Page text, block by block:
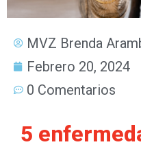
MVZ Brenda
Febrero 20, 2024
0 Comentarios
5